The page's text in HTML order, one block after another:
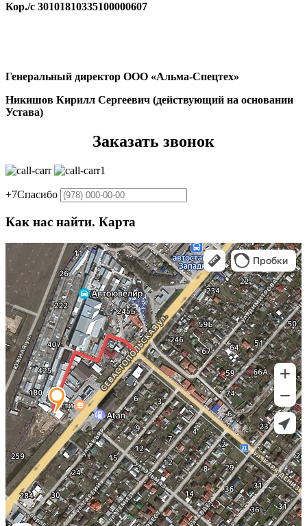
Кор./с 30101810335100000607
Генеральный директор ООО «Альма-Спецтех»
Никишов Кирилл Сергеевич (действующий на основании
Устава)
Заказать звонок
+7Спасибо
Как нас найти. Карта